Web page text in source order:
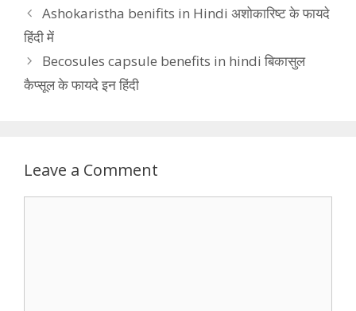
Ashokaristha benifits in Hindi अशोकारिष्ट के फायदे
हिंदी में
Becosules capsule benefits in hindi बिकासुल
कैप्सूल के फायदे इन हिंदी
Leave a Comment